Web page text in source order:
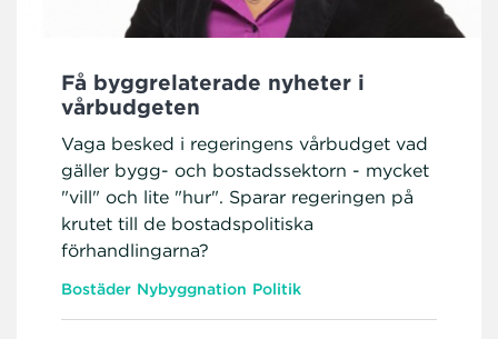
Få byggrelaterade nyheter i
vårbudgeten
Vaga besked i regeringens vårbudget vad
gäller bygg- och bostadssektorn - mycket
"vill" och lite "hur". Sparar regeringen på
krutet till de bostadspolitiska
förhandlingarna?
Bostäder Nybyggnation Politik